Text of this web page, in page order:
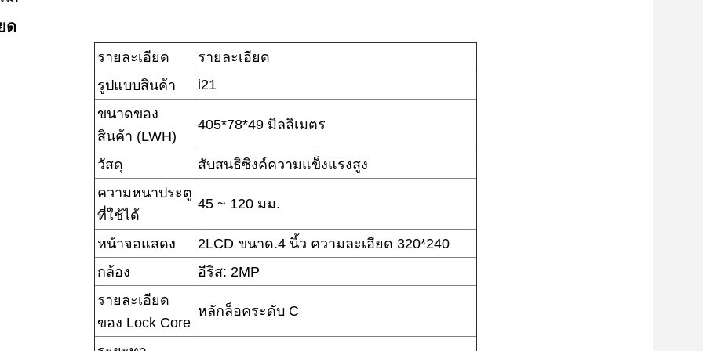
ด
รายละเอียด
รายละเอียด
รูปแบบสินค้า
i21
ขนาดของ
สินค้า (LWH)
405*78*49 มิลลิเมตร
วัสดุ
สับสนธิซิงค์ความแข็งแรงสูง
ความหนาประตู
ที่ใช้ได้
45 ~ 120 มม.
หน้าจอแสดง
2LCD ขนาด.4 นิ้ว ความละเอียด 320*240
กล้อง
อีริส: 2MP
รายละเอียด
ของ Lock Core
หลักล็อคระดับ C